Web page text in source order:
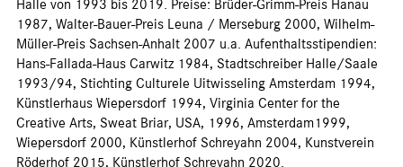
Halle von 1993 bis 2019. Preise: Brüder-Grimm-Preis Hanau
1987, Walter-Bauer-Preis Leuna / Merseburg 2000, Wilhelm-
Müller-Preis Sachsen-Anhalt 2007 u.a. Aufenthaltsstipendien:
Hans-Fallada-Haus Carwitz 1984, Stadtschreiber Halle/Saale
1993/94, Stichting Culturele Uitwisseling Amsterdam 1994,
Künstlerhaus Wiepersdorf 1994, Virginia Center for the
Creative Arts, Sweat Briar, USA, 1996, Amsterdam1999,
Wiepersdorf 2000, Künstlerhof Schreyahn 2004, Kunstverein
Röderhof 2015, Künstlerhof Schreyahn 2020.